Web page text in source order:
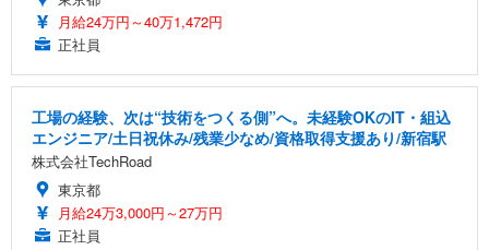
月給24万円～40万1,472円
正社員
工場の経験、次は“技術をつくる側”へ。未経験OKのIT・組込
エンジニア/土日祝休み/残業少なめ/資格取得支援あり/新宿駅
株式会社TechRoad
東京都
月給24万3,000円～27万円
正社員